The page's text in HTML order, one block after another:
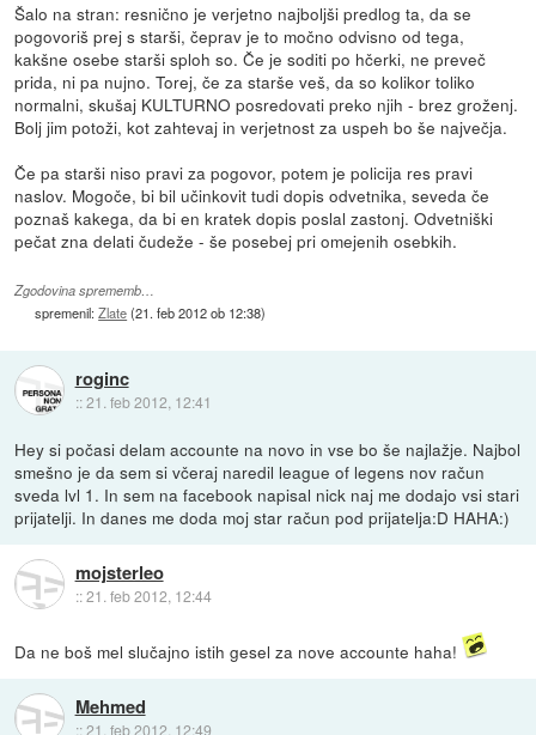
Šalo na stran: resnično je verjetno najboljši predlog ta, da se
pogovoriš prej s starši, čeprav je to močno odvisno od tega,
kakšne osebe starši sploh so. Če je soditi po hčerki, ne preveč
prida, ni pa nujno. Torej, če za starše veš, da so kolikor toliko
normalni, skušaj KULTURNO posredovati preko njih - brez groženj.
Bolj jim potoži, kot zahtevaj in verjetnost za uspeh bo še največja.
Če pa starši niso pravi za pogovor, potem je policija res pravi
naslov. Mogoče, bi bil učinkovit tudi dopis odvetnika, seveda če
poznaš kakega, da bi en kratek dopis poslal zastonj. Odvetniški
pečat zna delati čudeže - še posebej pri omejenih osebkih.
Zgodovina sprememb…
spremenil:Zlate(21. feb 2012 ob 12:38)
roginc
::21. feb 2012, 12:41
Hey si počasi delam accounte na novo in vse bo še najlažje. Najbol
smešno je da sem si včeraj naredil league of legens nov račun
sveda lvl 1. In sem na facebook napisal nick naj me dodajo vsi stari
prijatelji. In danes me doda moj star račun pod prijatelja:D HAHA:)
mojsterleo
::21. feb 2012, 12:44
Da ne boš mel slučajno istih gesel za nove accounte haha!
Mehmed
::21. feb 2012, 12:49